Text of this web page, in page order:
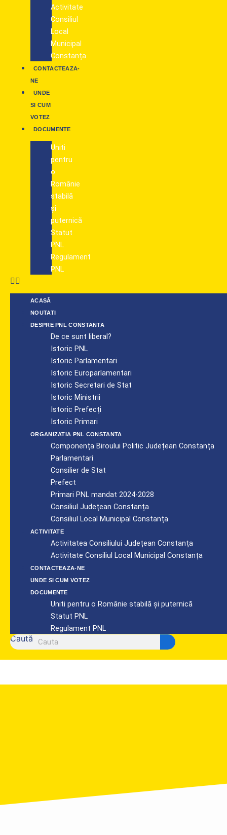
Activitate
Consiliul
Local
Municipal
Constanța
CONTACTEAZA-
NE
UNDE
SI CUM
VOTEZ
DOCUMENTE
Uniti
pentru
o
Românie
stabilă
și
puternică
Statut
PNL
Regulament
PNL
ACASĂ
NOUTATI
DESPRE PNL CONSTANTA
De ce sunt liberal?
Istoric PNL
Istoric Parlamentari
Istoric Europarlamentari
Istoric Secretari de Stat
Istoric Ministrii
Istoric Prefecți
Istoric Primari
ORGANIZATIA PNL CONSTANTA
Componența Biroului Politic Județean Constanța
Parlamentari
Consilier de Stat
Prefect
Primari PNL mandat 2024-2028
Consiliul Județean Constanța
Consiliul Local Municipal Constanța
ACTIVITATE
Activitatea Consiliului Județean Constanța
Activitate Consiliul Local Municipal Constanța
CONTACTEAZA-NE
UNDE SI CUM VOTEZ
DOCUMENTE
Uniti pentru o Românie stabilă și puternică
Statut PNL
Regulament PNL
Caută